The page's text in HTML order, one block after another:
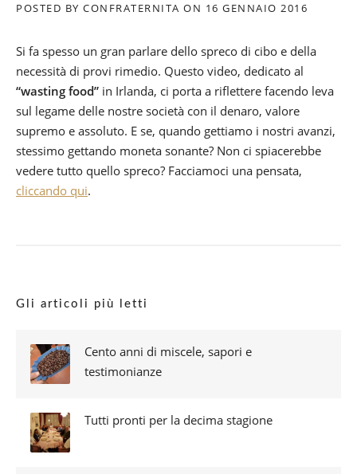
’
I
Z
I
N
E
2
0
E
N
D
A
U
N
T
A
POSTED BY CONFRATERNITA ON 16 GENNAIO 2016
Si fa spesso un gran parlare dello spreco di cibo e della
necessità di provi rimedio. Questo video, dedicato al
“wasting food” in Irlanda, ci porta a riflettere facendo leva
sul legame delle nostre società con il denaro, valore
supremo e assoluto. E se, quando gettiamo i nostri avanzi,
stessimo gettando moneta sonante? Non ci spiacerebbe
vedere tutto quello spreco? Facciamoci una pensata,
cliccando qui.
Gli articoli più letti
Cento anni di miscele, sapori e
testimonianze
Tutti pronti per la decima stagione